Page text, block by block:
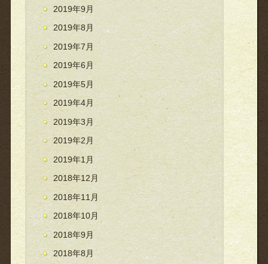
2019年9月
2019年8月
2019年7月
2019年6月
2019年5月
2019年4月
2019年3月
2019年2月
2019年1月
2018年12月
2018年11月
2018年10月
2018年9月
2018年8月